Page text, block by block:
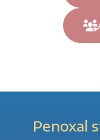
Penoxal